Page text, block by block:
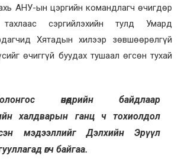
АНУ-ын цэргийн командлагч өчигдөр
тахлаас сэргийлэхийн тулд Умард
Хятадын хилээр зөвшөөрөлгүй
өчиггүй буудах тушаал өгсөн тухай
өнөөдрийн байдлаар
халдварын ганц ч тохиолдол
мэдээллийг Дэлхийн Эрүүл
өгч байгаа.